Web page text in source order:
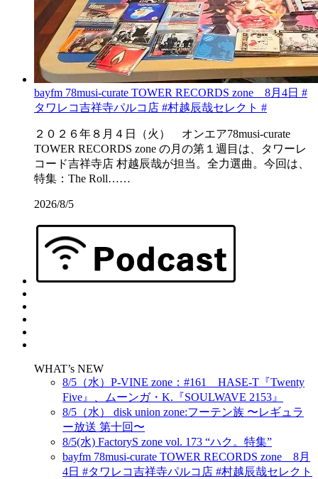
bayfm 78musi-curate TOWER RECORDS zone 8月4日 #
タワレコ吉祥寺パルコ店 #村越辰哉セレクト #
２０２６年８月４日（火） オンエア78musi-curate
TOWER RECORDS zone の月の第１週目は、タワーレ
コード吉祥寺店 村越辰哉が担当。全力選曲。今回は、
特集：The Roll……
2026/8/5
WHAT’s NEW
8/5（水）P-VINE zone：#161 HASE-T『Twenty
Five』、ムーンガ・K.『SOULWAVE 2153』
8/5（水） disk union zone:フーテン族 〜レギュラ
ー放送 第十回〜
8/5(水) FactoryS zone vol. 173 “ハク。特集”
bayfm 78musi-curate TOWER RECORDS zone 8月
4日 #タワレコ吉祥寺パルコ店 #村越辰哉セレクト